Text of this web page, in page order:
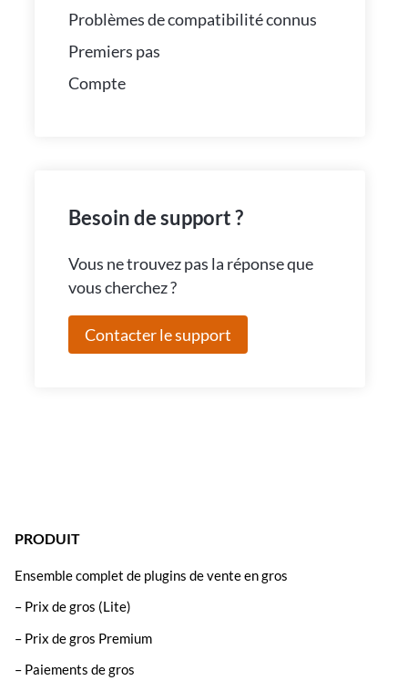
Problèmes de compatibilité connus
Premiers pas
Compte
Besoin de support ?
Vous ne trouvez pas la réponse que
vous cherchez ?
Contacter le support
PRODUIT
Ensemble complet de plugins de vente en gros
– Prix de gros (Lite)
– Prix de gros Premium
– Paiements de gros